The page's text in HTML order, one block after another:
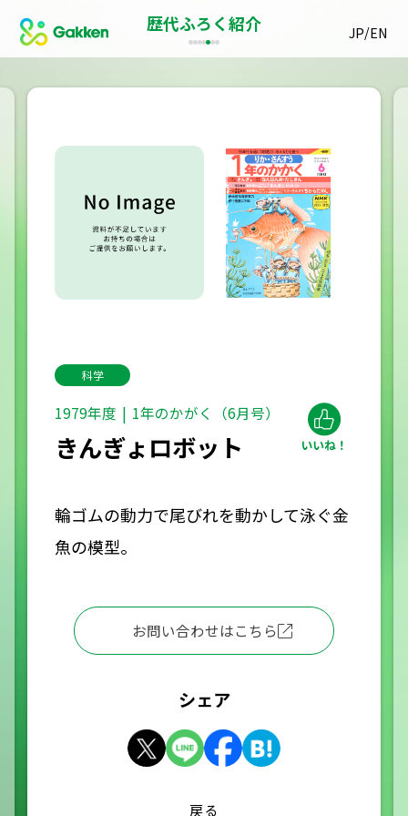
JP/EN
歴代ふろく紹介
科学
1979年度 1年のかがく（6月号）
きんぎょロボット
輪ゴムの動力で尾びれを動かして泳ぐ金
魚の模型。
お問い合わせはこちら
シェア
戻る